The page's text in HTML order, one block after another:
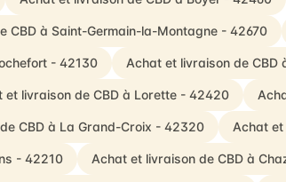
CBD à Saint-Germain-la-Montagne - 42670
- 42130 Achat et livraison de CBD
et livraison de CBD à Lorette - 42420
CBD à La Grand-Croix - 42320 Achat et
- 42210 Achat et livraison de CBD à